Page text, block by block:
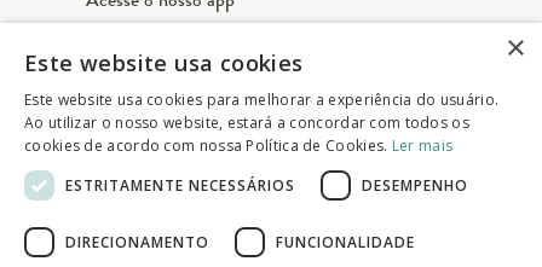
Apple Store Google play
© 2025 Westwing Comércio Varejista S.A
WESTWING COMÉRCIO VAREJISTA S.A
CNPJ: 14.776.142/0001-50
Endereço: Av. Queiroz Filho, 1700 - Torre A
×
Este website usa cookies
Este website usa cookies para melhorar a experiência do usuário.
Ao utilizar o nosso website, estará a concordar com todos os
cookies de acordo com nossa Política de Cookies. Ler mais
ESTRITAMENTE NECESSÁRIOS
DESEMPENHO
DIRECIONAMENTO FUNCIONALIDADE